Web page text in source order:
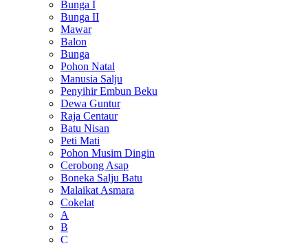
Bunga I
Bunga II
Mawar
Balon
Bunga
Pohon Natal
Manusia Salju
Penyihir Embun Beku
Dewa Guntur
Raja Centaur
Batu Nisan
Peti Mati
Pohon Musim Dingin
Cerobong Asap
Boneka Salju Batu
Malaikat Asmara
Cokelat
A
B
C